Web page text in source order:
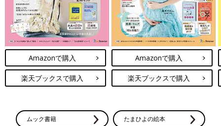
Amazonで購入
楽天ブックスで購入
Amazonで購入
楽天ブックスで購入
ムック書籍 たまひよの絵本